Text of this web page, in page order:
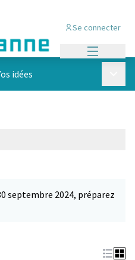
Se connecter
idées
septembre 2024, préparez